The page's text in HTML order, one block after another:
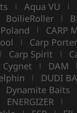
| Aqua VU |
BoilieRoller |
| CARP
| Carp Porter
| Carp Spirit |
Cygnet | DAM |
| DUDI
Dynamite Baits
ENERGIZER |